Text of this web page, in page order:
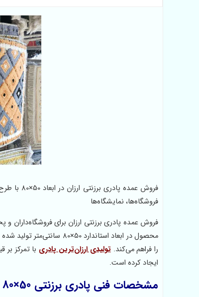
فروش
فروشگاه‌ها، نمایشگاه‌ها
فروش عمده پادری برزنتی ارزان برای
محصول در ابعاد
را فراهم می‌کند.تولیدی ارزان‌ترین پادری با تمرکز
ایجاد کرده است.
مشخصات فنی پادری برزنتی 50×80 با طرح برجسته